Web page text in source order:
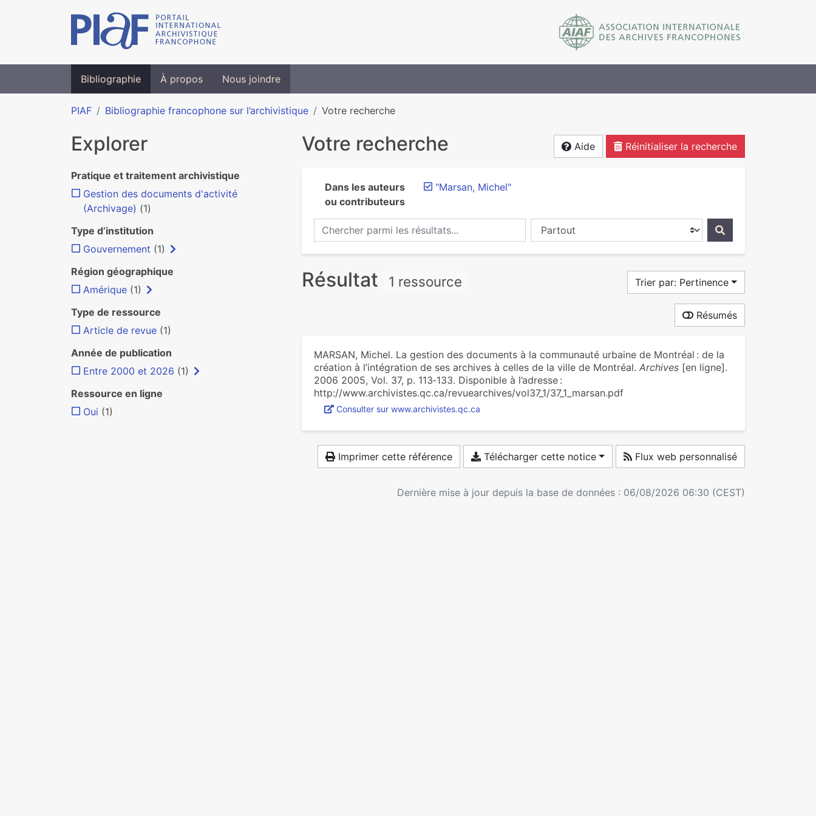
Bibliographie À propos Nous joindre
PIAF Bibliographie francophone sur l’archivistique Votre recherche
Votre recherche Aide Réinitialiser la recherche
Dans les auteurs
ou contributeurs
"Marsan, Michel"
Chercher parmi les résultats... Chercher dans...
Résultat 1 ressource Trier par: Pertinence
Résumés
MARSAN, Michel. La gestion des documents à la communauté urbaine de Montréal : de la
création à l’intégration de ses archives à celles de la ville de Montréal. Archives[en ligne].
2006 2005, Vol. 37, p. 113‑133. Disponible à l’adresse :
http://www.archivistes.qc.ca/revuearchives/vol37_1/37_1_marsan.pdf
Consulter sur www.archivistes.qc.ca
Imprimer cette référence Télécharger cette notice Flux web personnalisé
Dernière mise à jour depuis la base de données : 06/08/2026 06:30 (CEST)
Explorer
Pratique et traitement archivistique
Gestion des documents d'activité
(Archivage) (1)
Type d’institution
Gouvernement (1)
Région géographique
Amérique (1)
Type de ressource
Article de revue (1)
Année de publication
Entre 2000 et 2026 (1)
Ressource en ligne
Oui (1)